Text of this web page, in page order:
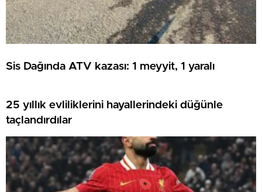
Sis Dağında ATV kazası: 1 meyyit, 1 yaralı
25 yıllık evliliklerini hayallerindeki düğünle
taçlandırdılar